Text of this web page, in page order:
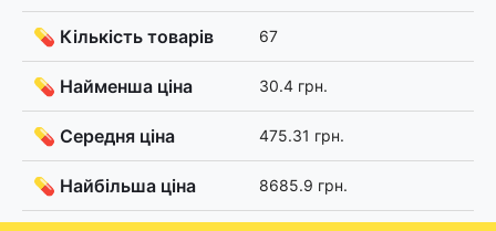
💊 Кількість товарів 67
💊 Найменша ціна 30.4 грн.
💊 Середня ціна 475.31 грн.
💊 Найбільша ціна 8685.9 грн.